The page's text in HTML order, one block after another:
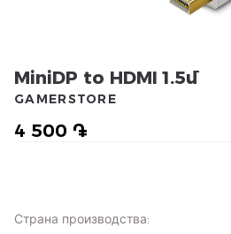
MiniDP to HDMI 1.5մ
4 500 ֏
GAMERSTORE
Страна производства: